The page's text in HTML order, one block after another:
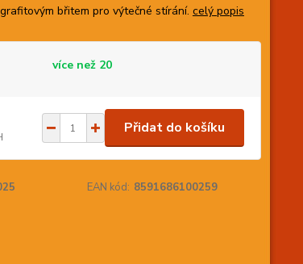
břitem pro výtečné stírání. celý popis
více než 20
Přidat do košíku
EAN kód: 8591686100259